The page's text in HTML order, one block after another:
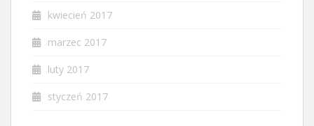
kwiecień 2017
marzec 2017
luty 2017
styczeń 2017